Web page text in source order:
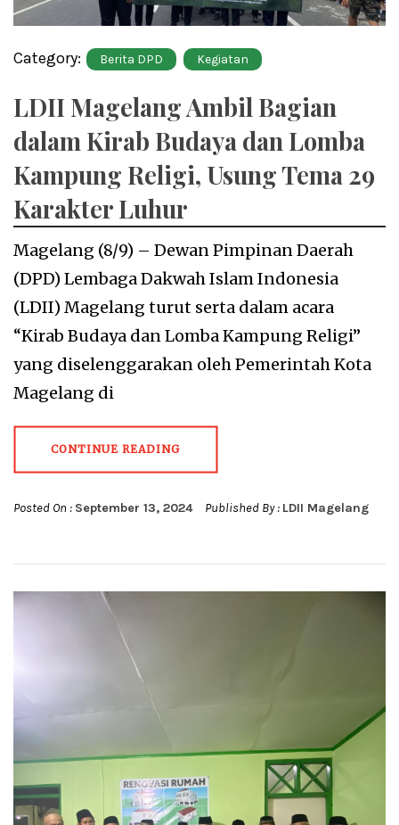
Category: Berita DPD Kegiatan
LDII Magelang Ambil Bagian
dalam Kirab Budaya dan Lomba
Kampung Religi, Usung Tema 29
Karakter Luhur
Magelang (8/9) – Dewan Pimpinan Daerah
(DPD) Lembaga Dakwah Islam Indonesia
(LDII) Magelang turut serta dalam acara
“Kirab Budaya dan Lomba Kampung Religi”
yang diselenggarakan oleh Pemerintah Kota
Magelang di
CONTINUE READING
Posted On : September 13, 2024 Published By : LDII Magelang